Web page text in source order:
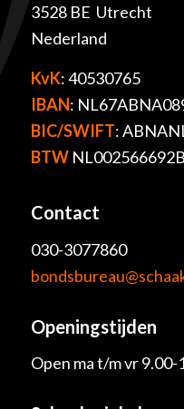
3528 BE Utrecht
Nederland
KvK: 40530765
IBAN:
BIC/SWIFT:
BTW
Contact
030-3077860
Openingstijden
Open ma t/m vr 9.00-